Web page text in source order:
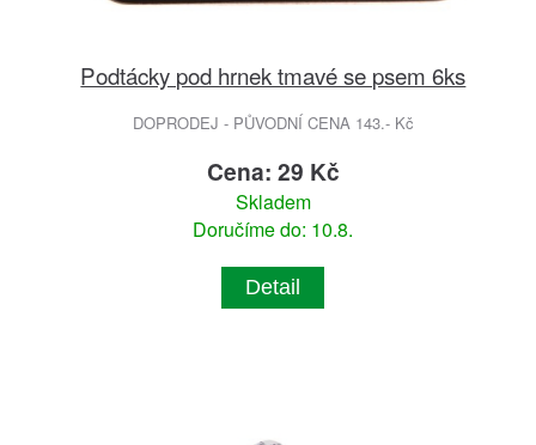
Podtácky pod hrnek tmavé se psem 6ks
DOPRODEJ - PŮVODNÍ CENA 143.- Kč
Cena: 29 Kč
Skladem
Doručíme do: 10.8.
Detail